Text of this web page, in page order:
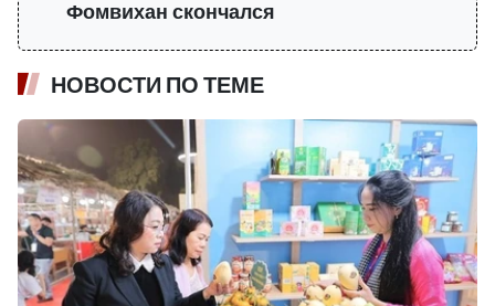
Фомвихан скончался
НОВОСТИ ПО ТЕМЕ